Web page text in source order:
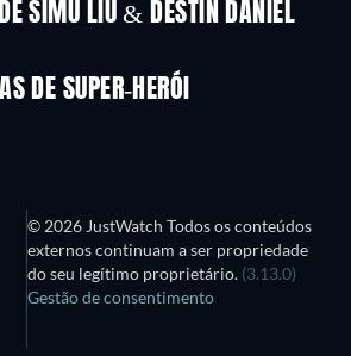
SIMU LIU & DESTIN DANIEL
DE SUPER-HERÓI
Série
© 2026 JustWatch Todos os conteúdos
externos continuam a ser propriedade
do seu legítimo proprietário. (3.13.0)
Gestão de consentimento